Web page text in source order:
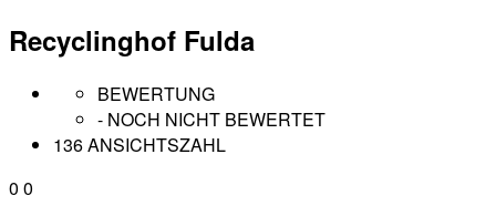
Recyclinghof Fulda
BEWERTUNG
- NOCH NICHT BEWERTET
136 ANSICHTSZAHL
0 0